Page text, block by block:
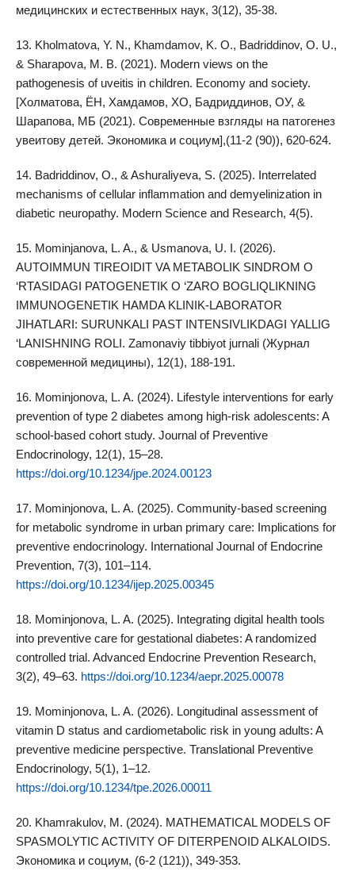
медицинских и естественных наук, 3(12), 35-38.
13. Kholmatova, Y. N., Khamdamov, K. O., Badriddinov, O. U.,
& Sharapova, M. B. (2021). Modern views on the
pathogenesis of uveitis in children. Economy and society.
[Холматова, ЁН, Хамдамов, ХО, Бадриддинов, ОУ, &
Шарапова, МБ (2021). Современные взгляды на патогенез
увеитову детей. Экономика и социум],(11-2 (90)), 620-624.
14. Badriddinov, O., & Ashuraliyeva, S. (2025). Interrelated
mechanisms of cellular inflammation and demyelinization in
diabetic neuropathy. Modern Science and Research, 4(5).
15. Mominjanova, L. A., & Usmanova, U. I. (2026).
AUTOIMMUN TIREOIDIT VA METABOLIK SINDROM O
‘RTASIDAGI PATOGENETIK O ‘ZARO BOGLIQLIKNING
IMMUNOGENETIK HAMDA KLINIK-LABORATOR
JIHATLARI: SURUNKALI PAST INTENSIVLIKDAGI YALLIG
‘LANISHNING ROLI. Zamonaviy tibbiyot jurnali (Журнал
современной медицины), 12(1), 188-191.
16. Mominjonova, L. A. (2024). Lifestyle interventions for early
prevention of type 2 diabetes among high-risk adolescents: A
school-based cohort study. Journal of Preventive
Endocrinology, 12(1), 15–28.
https://doi.org/10.1234/jpe.2024.00123
17. Mominjonova, L. A. (2025). Community-based screening
for metabolic syndrome in urban primary care: Implications for
preventive endocrinology. International Journal of Endocrine
Prevention, 7(3), 101–114.
https://doi.org/10.1234/ijep.2025.00345
18. Mominjonova, L. A. (2025). Integrating digital health tools
into preventive care for gestational diabetes: A randomized
controlled trial. Advanced Endocrine Prevention Research,
3(2), 49–63. https://doi.org/10.1234/aepr.2025.00078
19. Mominjonova, L. A. (2026). Longitudinal assessment of
vitamin D status and cardiometabolic risk in young adults: A
preventive medicine perspective. Translational Preventive
Endocrinology, 5(1), 1–12.
https://doi.org/10.1234/tpe.2026.00011
20. Khamrakulov, M. (2024). MATHEMATICAL MODELS OF
SPASMOLYTIC ACTIVITY OF DITERPENOID ALKALOIDS.
Экономика и социум, (6-2 (121)), 349-353.